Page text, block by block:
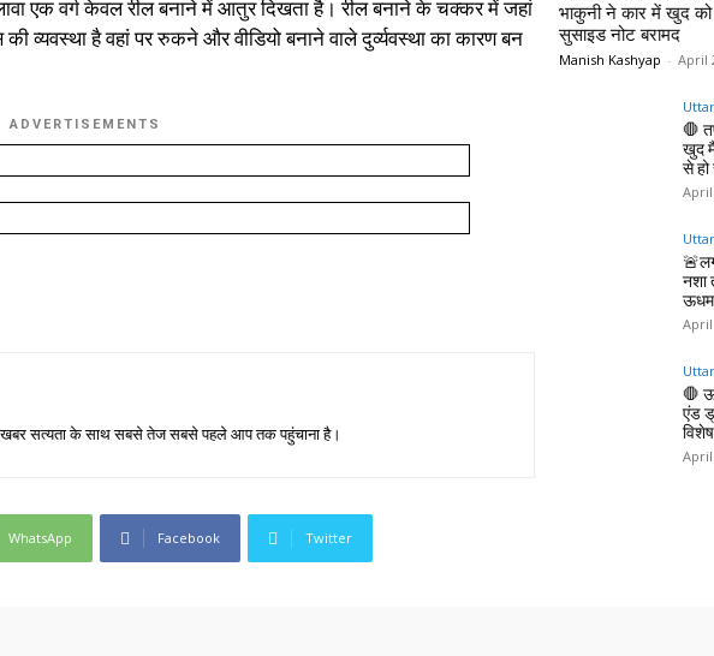
एक वर्ग केवल रील बनाने में आतुर दिखता है। रील बनाने के चक्कर में जहां
व्यवस्था है वहां पर रुकने और वीडियो बनाने वाले दुर्व्यवस्था का कारण बन
ADVERTISEMENTS
खबर सत्यता के साथ सबसे तेज सबसे पहले आप तक पहुंचाना है।
WhatsApp Facebook Twitter
भाकुनी ने कार में खुद को
सुसाइड नोट बरामद
Manish Kashyap - April
🛑
खुद
से हो
April
नशा
April
🛑
एंड
April